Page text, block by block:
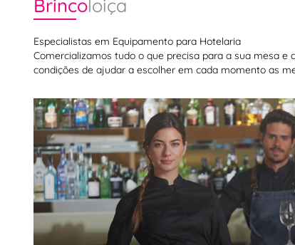
Brincoloiça
Especialistas em Equipamento para Hotelaria
Comercializamos tudo o que precisa para a sua mesa e
condições de ajudar a escolher em cada momento as